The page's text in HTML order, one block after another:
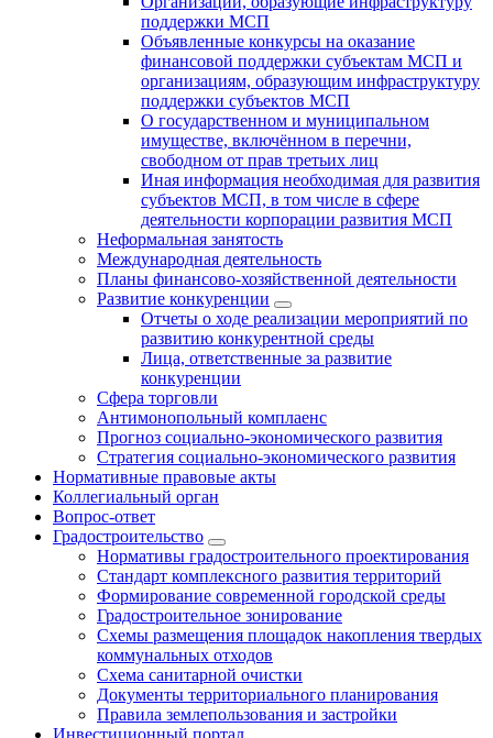
поддержки МСП
Объявленные конкурсы на оказание
финансовой поддержки субъектам МСП и
организациям, образующим инфраструктуру
поддержки субъектов МСП
О государственном и муниципальном
имуществе, включённом в перечни,
свободном от прав третьих лиц
Иная информация необходимая для развития
субъектов МСП, в том числе в сфере
деятельности корпорации развития МСП
Неформальная занятость
Международная деятельность
Планы финансово-хозяйственной деятельности
Развитие конкуренции
Отчеты о ходе реализации мероприятий по
развитию конкурентной среды
Лица, ответственные за развитие
конкуренции
Сфера торговли
Антимонопольный комплаенс
Прогноз социально-экономического развития
Стратегия социально-экономического развития
Нормативные правовые акты
Коллегиальный орган
Вопрос-ответ
Градостроительство
Нормативы градостроительного проектирования
Стандарт комплексного развития территорий
Формирование современной городской среды
Градостроительное зонирование
Схемы размещения площадок накопления твердых
коммунальных отходов
Схема санитарной очистки
Документы территориального планирования
Правила землепользования и застройки
Инвестиционный портал